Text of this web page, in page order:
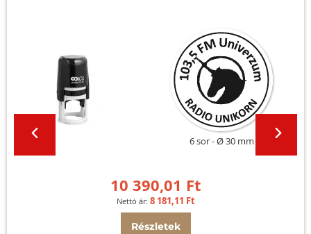
6 sor Ø 30 mm
10 390,01 Ft
8 181,11 Ft
Részletek